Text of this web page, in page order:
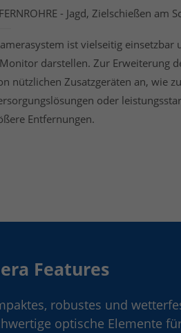
- Jagd, Zielschießen am
ist vielseitig
darstellen. Zur Erweiterung
nützlichen Zusatzgeräten an, wie
oder
Entfernungen.
Features
robustes und
optische Elemente